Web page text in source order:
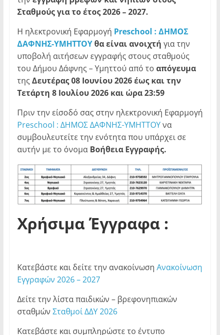
Σταθμούς για το έτος 2026 – 2027.
Η ηλεκτρονική Εφαρμογή Preschool : ΔΗΜΟΣ
ΔΑΦΝΗΣ-ΥΜΗΤΤΟΥθα είναι ανοιχτή για την
υποβολή αιτήσεων εγγραφής στους σταθμούς
του Δήμου Δάφνης – Υμηττού από το απόγευμα
της Δευτέρας 08 Ιουνίου 2026 έως και την
Τετάρτη 8 Ιουλίου 2026 και ώρα 23:59
Πριν την είσοδό σας στην ηλεκτρονική Εφαρμογή
Preschool : ΔΗΜΟΣ ΔΑΦΝΗΣ-ΥΜΗΤΤΟΥνα
συμβουλευτείτε την ενότητα που υπάρχει σε
αυτήν με το όνομα Βοήθεια Εγγραφής.
Χρήσιμα Έγγραφα :
Κατεβάστε και δείτε την ανακοίνωση Ανακοίνωση
Εγγραφών 2026 – 2027
Δείτε την λίστα παιδικών – βρεφονηπιακών
σταθμών Σταθμοί ΔΔΥ 2026
Κατεβάστε και συμπληρώστε το έντυπο